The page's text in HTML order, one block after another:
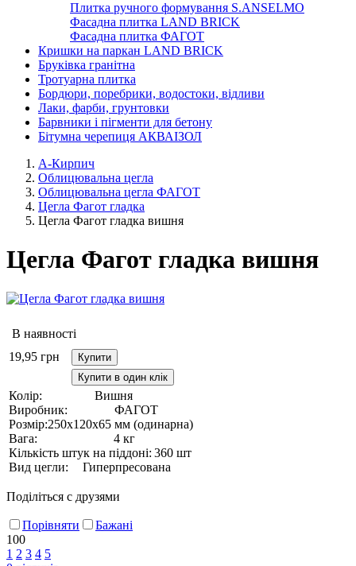
Плитка ручного формування S.ANSELMO
Фасадна плитка LAND BRICK
Фасадна плитка ФАГОТ
Кришки на паркан LAND BRICK
Бруківка гранітна
Тротуарна плитка
Бордюри, поребрики, водостоки, відливи
Лаки, фарби, грунтовки
Барвники і пігменти для бетону
Бітумна черепиця АКВАІЗОЛ
А-Кирпич
Облицювальна цегла
Облицювальна цегла ФАГОТ
Цегла Фагот гладка
Цегла Фагот гладка вишня
Цегла Фагот гладка вишня
В наявності
19,95 грн
Купити
Купити в один клік
Колір:
Вишня
Виробник:
ФАГОТ
Розмір:250х120х65 мм (одинарна)
Вага:
4 кг
Кількість штук на піддоні: 360 шт
Вид цегли:
Гиперпресована
Поділіться с друзями
Порівняти
Бажані
100
1 2 3 4 5